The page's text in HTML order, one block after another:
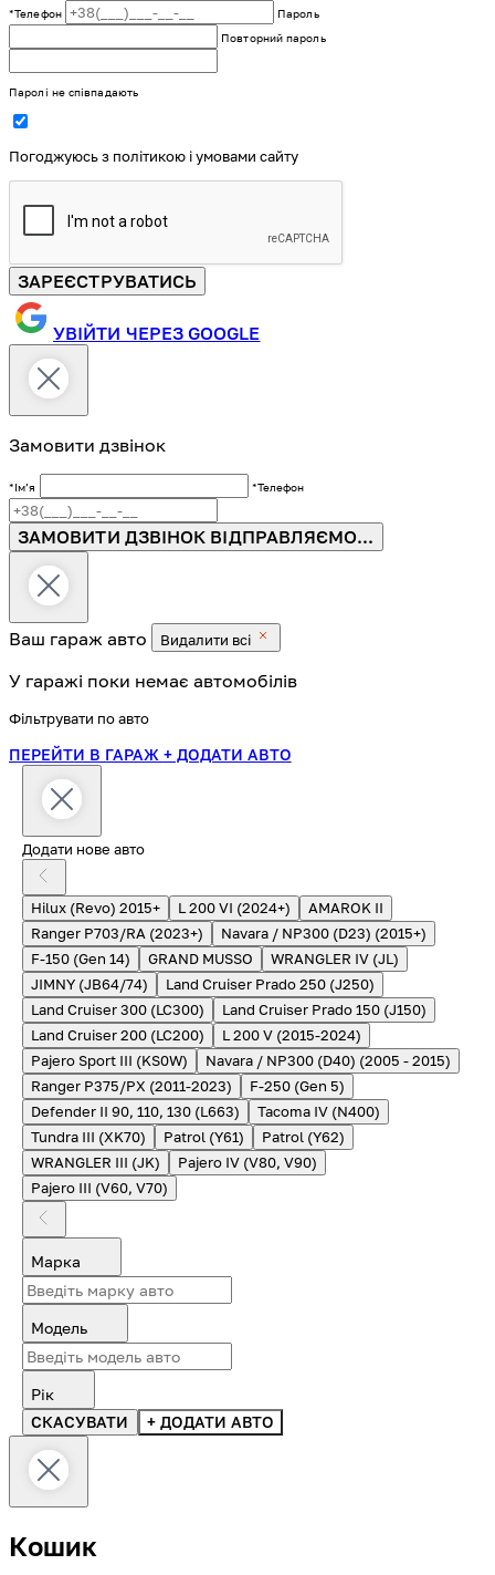
*Телефон
Пароль
Повторний пароль
Паролі не співпадають
Погоджуюсь з політикою і умовами сайту
ЗАРЕЄСТРУВАТИСЬ
УВІЙТИ ЧЕРЕЗ GOOGLE
Замовити дзвінок
*Імʼя *Телефон
ЗАМОВИТИ ДЗВІНОК ВІДПРАВЛЯЄМО...
Ваш гараж авто Видалити всі
У гаражі поки немає автомобілів
Фільтрувати по авто
ПЕРЕЙТИ В ГАРАЖ + ДОДАТИ АВТО
Додати нове авто
Hilux (Revo) 2015+ L 200 VI (2024+)
AMAROK II
Ranger P703/RA (2023+)
Navara / NP300 (D23) (2015+)
F-150 (Gen 14)
GRAND MUSSO
WRANGLER IV (JL)
JIMNY (JB64/74)
Land Cruiser Prado 250 (J250)
Land Cruiser 300 (LC300)
Land Cruiser Prado 150 (J150)
Land Cruiser 200 (LC200)
L 200 V (2015-2024)
Pajero Sport III (KS0W)
Navara / NP300 (D40) (2005 - 2015)
Ranger P375/PX (2011-2023)
F-250 (Gen 5)
Defender II 90, 110, 130 (L663)
Tacoma IV (N400)
Tundra III (XK70)
Patrol (Y61)
Patrol (Y62)
WRANGLER III (JK)
Pajero IV (V80, V90)
Pajero III (V60, V70)
Марка
Модель
Рік
СКАСУВАТИ
+ ДОДАТИ АВТО
Кошик